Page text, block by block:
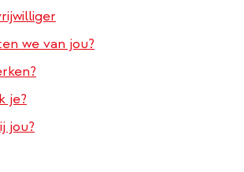
we van jou?
je?
jou?